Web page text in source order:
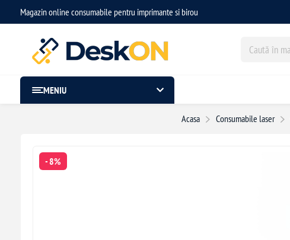
Magazin online consumabile pentru imprimante si birou
MENIU
Acasa Consumabile laser
- 8%